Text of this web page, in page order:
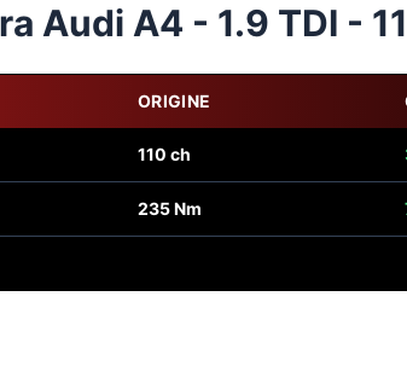
Audi A4 - 1.9 TDI -
ORIGINE
110 ch
235 Nm